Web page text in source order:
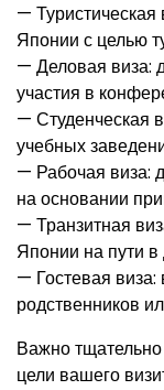
—
Японии с целью
— Деловая виза:
участия в
— Студенческая
учебных
— Рабочая виза:
на основании
— Транзитная
Японии на пути в
— Гостевая
родственников
Важно
цели вашего